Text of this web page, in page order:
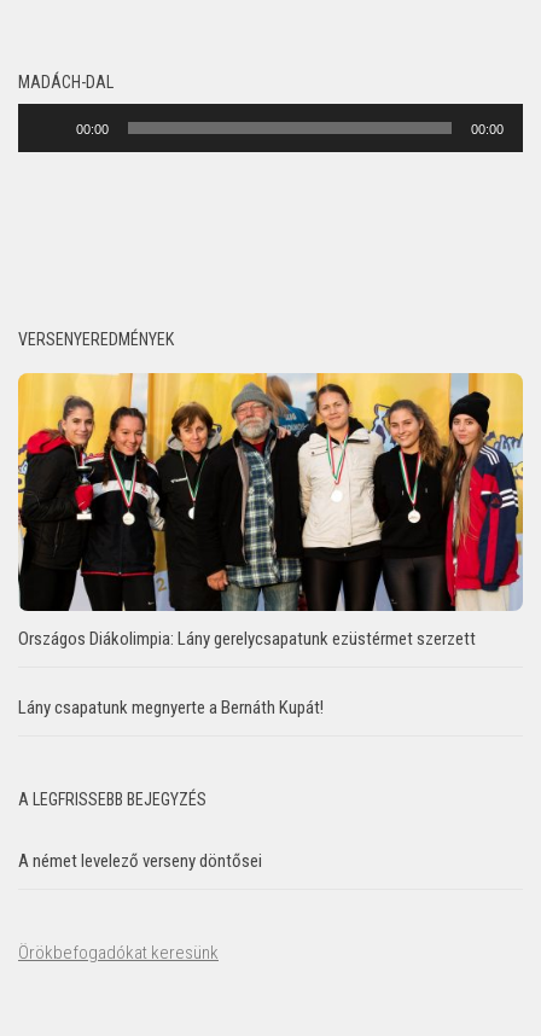
MADÁCH-DAL
00:00 00:00
VERSENYEREDMÉNYEK
Országos Diákolimpia: Lány gerelycsapatunk ezüstérmet szerzett
Lány csapatunk megnyerte a Bernáth Kupát!
A LEGFRISSEBB BEJEGYZÉS
A német levelező verseny döntősei
Örökbefogadókat keresünk